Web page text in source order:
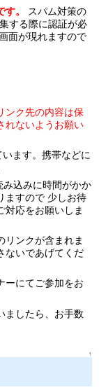
。
スパム対策の
する際に認証が必
面が現れますので
ンク先の内容は保
れないようお願い
ます。携帯などに
み込みに時間がかか
ますので 少しお待
対応をお願いしま
リンクが含まれま
ないであげてくだ
ーにてご参加をお
ましたら、お手数
↑